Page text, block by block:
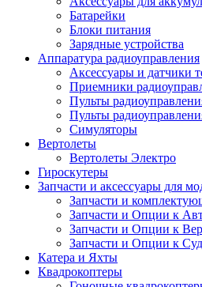
Батарейки
Блоки питания
Зарядные устройства
Аппаратура радиоуправления
Аксессуары и датчики
Приемники
Пульты
Пульты
Симуляторы
Вертолеты
Вертолеты Электро
Гироскутеры
Запчасти и аксессуары для
Запчасти и
Запчасти и Опции к
Запчасти и Опции к
Запчасти и Опции к
Катера и Яхты
Квадрокоптеры